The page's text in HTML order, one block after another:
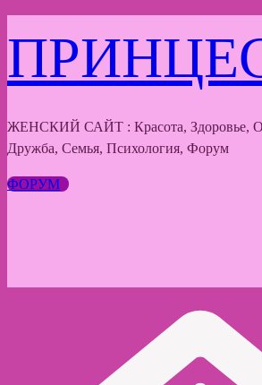
к
содержимому
ЖЕНСКИЙ САЙТ : Красота, Здоровье,
Дружба, Семья, Психология, Форум
ФОРУМ